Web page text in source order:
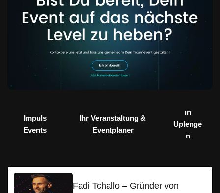
Impuls
Events
Ihr Veranstaltung &
Eventplaner
in
Uplenge
n
Fadi Tchallo – Gründer von